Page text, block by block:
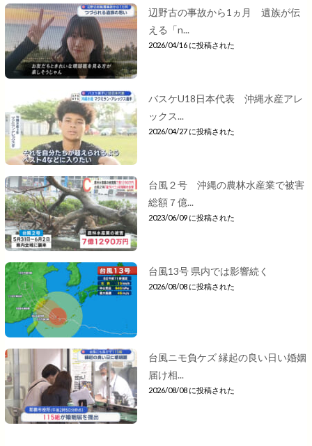
辺野古の事故から1ヵ月 遺族が伝
える「n...
2026/04/16 に投稿された
バスケU18日本代表 沖縄水産アレ
ックス...
2026/04/27 に投稿された
台風２号 沖縄の農林水産業で被害
総額７億...
2023/06/09 に投稿された
台風13号 県内では影響続く
2026/08/08 に投稿された
台風ニモ負ケズ 縁起の良い日い婚姻
届け相...
2026/08/08 に投稿された